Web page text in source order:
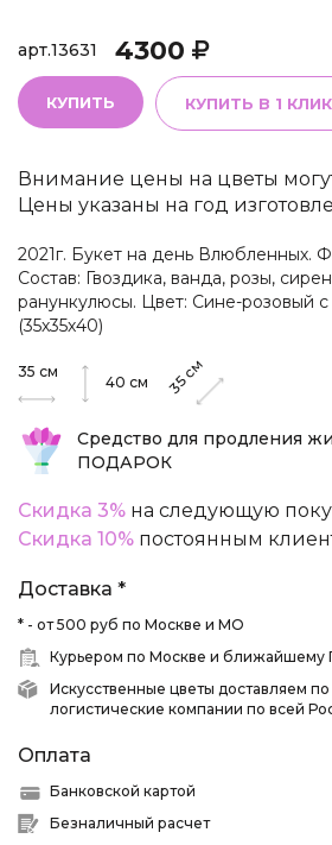
арт.13631 4300
КУПИТЬ КУПИТЬ В 1 КЛИК
Внимание цены на цветы
Цены указаны на год
2021г. Букет на день Влюбленных.
Состав: Гвоздика, ванда, розы,
ранункулюсы. Цвет: Сине-розовый
(35х35х40)
35 см
40 см 35см
Средство для продления
ПОДАРОК
Скидка 3% на следующую
Скидка 10% постоянным
Доставка *
* - от 500 руб по Москве и МО
Курьером по Москве и ближайшему
Искусственные цветы доставляем
логистические компании по всей
Оплата
Банковской картой
Безналичный расчет